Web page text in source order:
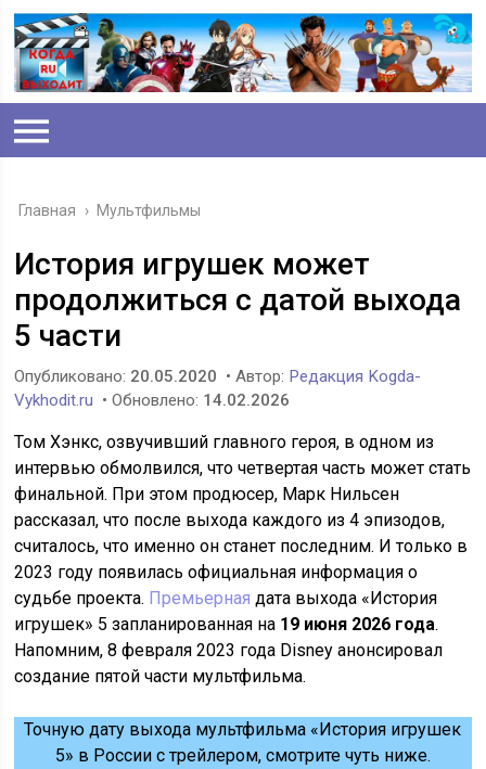
Главная › Мультфильмы
История игрушек может
продолжиться с датой выхода
5 части
Опубликовано: 20.05.2020 • Автор: Редакция Kogda-
Vykhodit.ru • Обновлено: 14.02.2026
Том Хэнкс, озвучивший главного героя, в одном из
интервью обмолвился, что четвертая часть может стать
финальной. При этом продюсер, Марк Нильсен
рассказал, что после выхода каждого из 4 эпизодов,
считалось, что именно он станет последним. И только в
2023 году появилась официальная информация о
судьбе проекта. Премьерная дата выхода «История
игрушек» 5 запланированная на 19 июня 2026 года.
Напомним, 8 февраля 2023 года Disney анонсировал
создание пятой части мультфильма.
Точную дату выхода мультфильма «История игрушек
5» в России с трейлером, смотрите чуть ниже.